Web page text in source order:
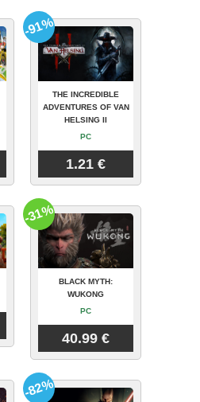
THE INCREDIBLE
ADVENTURES OF VAN
HELSING II
PC
1.21 €
-91%
BLACK MYTH:
WUKONG
PC
40.99 €
-31%
-82%